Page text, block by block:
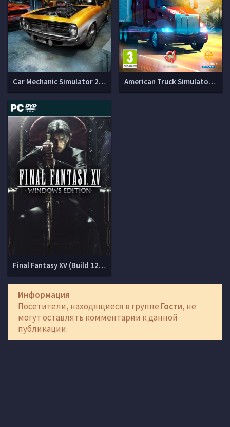
Car Mechanic Simulator 2018 (v 1.7.0 + DLCs) American Truck Simulator (1.60.1.8s + DLCs)
Final Fantasy XV (Build 1261414 + DLCs)
Информация
Посетители, находящиеся в группе Гости, не
могут оставлять комментарии к данной
публикации.